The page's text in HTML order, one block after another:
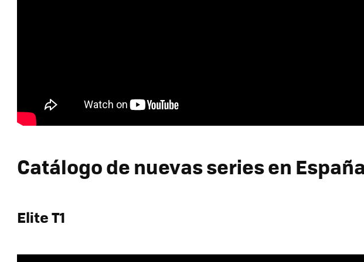
Catálogo de nuevas series en
Elite T1